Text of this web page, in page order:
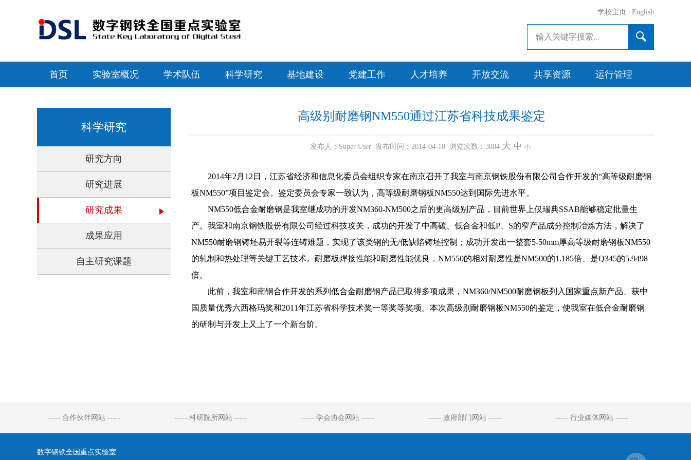
学校主页 English
首页 实验室概况 学术队伍 科学研究 基地建设 党建工作 人才培养 开放交流 共享资源 运行管理
科学研究
研究方向
研究进展
研究成果
成果应用
自主研究课题
高级别耐磨钢NM550通过江苏省科技成果鉴定
发布人：Super User 发布时间：2014-04-18 浏览次数： 3884 大 中 小
2014年2月12日，江苏省经济和信息化委员会组织专家在南京召开了我室与南京钢铁股份有限公司合作开发的“高等级耐磨钢
板NM550”项目鉴定会。鉴定委员会专家一致认为，高等级耐磨钢板NM550达到国际先进水平。
NM550低合金耐磨钢是我室继成功的开发NM360-NM500之后的更高级别产品，目前世界上仅瑞典SSAB能够稳定批量生
产。我室和南京钢铁股份有限公司经过科技攻关，成功的开发了中高碳、低合金和低P、S的窄产品成分控制冶炼方法，解决了
NM550耐磨钢铸坯易开裂等连铸难题，实现了该类钢的无/低缺陷铸坯控制；成功开发出一整套5-50mm厚高等级耐磨钢板NM550
的轧制和热处理等关键工艺技术。耐磨板焊接性能和耐磨性能优良，NM550的相对耐磨性是NM500的1.185倍、是Q345的5.9498
倍。
此前，我室和南钢合作开发的系列低合金耐磨钢产品已取得多项成果，NM360/NM500耐磨钢板列入国家重点新产品、获中
国质量优秀六西格玛奖和2011年江苏省科学技术奖一等奖等奖项。本次高级别耐磨钢板NM550的鉴定，使我室在低合金耐磨钢
的研制与开发上又上了一个新台阶。
----- 合作伙伴网站 ----- ----- 科研院所网站 ----- ----- 学会协会网站 ----- ----- 政府部门网站 ----- ----- 行业媒体网站 -----
数字钢铁全国重点实验室